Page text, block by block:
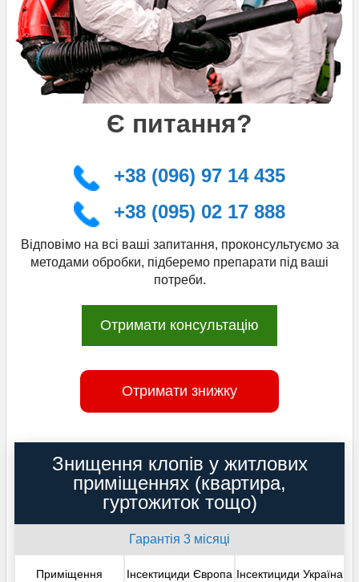
Є питання?
+38 (096) 97 14 435
+38 (095) 02 17 888
Відповімо на всі ваші запитання, проконсультуємо за
методами обробки, підберемо препарати під ваші
потреби.
Отримати консультацію
Отримати знижку
Знищення клопів у житлових
приміщеннях (квартира,
гуртожиток тощо)
Гарантія 3 місяці
Приміщення Інсектициди Європа Інсектициди Україна